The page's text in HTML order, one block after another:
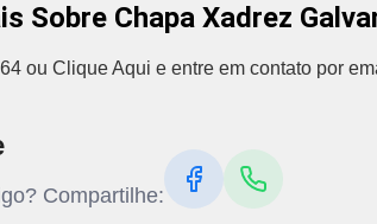
Sobre Chapa Xadrez
ou Clique Aqui e entre em contato por
Compartilhe: